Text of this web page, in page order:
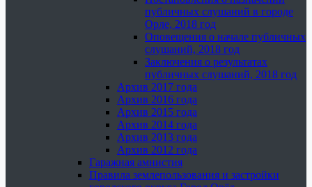
публичных слушаний в городе
Орле, 2018 год
Оповещения о начале публичных
слушаний, 2018 год
Заключения о результатах
публичных слушаний, 2018 год
Архив 2017 года
Архив 2016 года
Архив 2015 года
Архив 2014 года
Архив 2013 года
Архив 2012 года
Гаражная амнистия
Правила землепользования и застройки